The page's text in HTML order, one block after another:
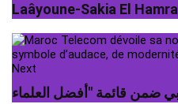
Laâyoune-Sakia El Hamra
Next